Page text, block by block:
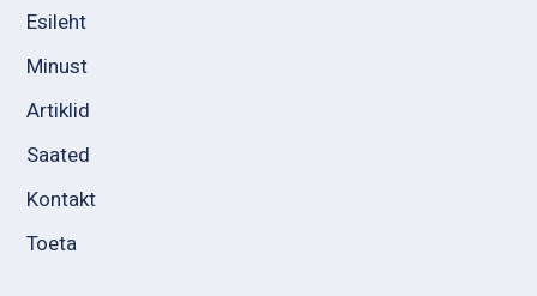
Esileht
Minust
Artiklid
Saated
Kontakt
Toeta